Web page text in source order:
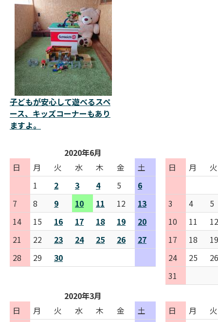
子どもが安心して遊べるスペ
ース、キッズコーナーもあり
ますよ。
2020年6月
日
月 火 水 木 金
土
1
2 3 4 5
6
7
8 9 10 11 12
13
14
15 16 17 18 19
20
21
22 23 24 25 26
27
28
29 30
日 月 火
3 4
5
10
11
12
17
18
19
24
25
26
31
2020年3月
日
月 火 水 木 金
土
日 月 火